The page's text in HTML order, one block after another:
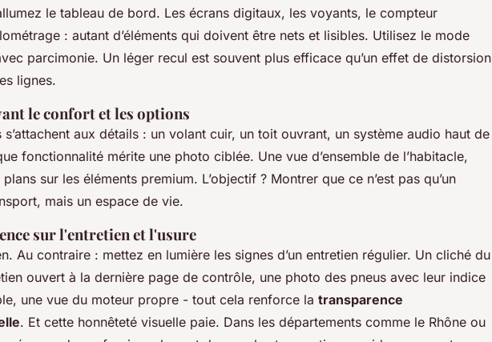
le tableau de bord. Les écrans digitaux, les voyants, le compteur
: autant d’éléments qui doivent être nets et lisibles. Utilisez le mode
parcimonie. Un léger recul est souvent plus efficace qu’un effet de distorsion
lignes.
le confort et les options
s’attachent aux détails : un volant cuir, un toit ouvrant, un système audio haut de
fonctionnalité mérite une photo ciblée. Une vue d’ensemble de l’habitacle,
sur les éléments premium. L’objectif ? Montrer que ce n’est pas qu’un
mais un espace de vie.
sur l'entretien et l'usure
Au contraire : mettez en lumière les signes d’un entretien régulier. Un cliché du
ouvert à la dernière page de contrôle, une photo des pneus avec leur indice
une vue du moteur propre - tout cela renforce la transparence
. Et cette honnêteté visuelle paie. Dans les départements comme le Rhône ou